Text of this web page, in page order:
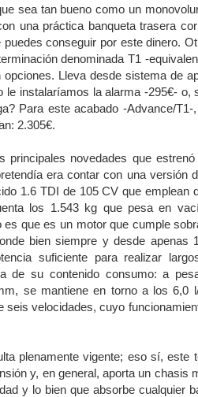
sea tan bueno como un
una práctica banqueta trasera
conseguir por este dinero.
denominada T1 -
Lleva desde sistema de
instalaríamos la alarma -295€- o,
Para este acabado -Advance/
2.305€.
novedades que
era contar con una versión
1.6 TDI de 105 CV que emplean
los 1.543 kg que pesa en
es que es un motor que cumple
bien siempre y desde apenas
suficiente para realizar
de su contenido consumo: a
se mantiene en torno a los 6,0
velocidades, cuyo
plenamente vigente; eso sí, este
y, en general, aporta un chasis
y lo bien que absorbe cualquier